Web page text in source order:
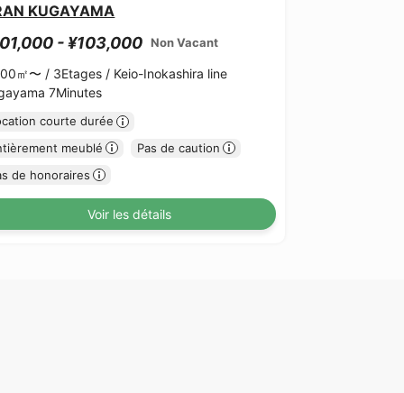
KUGAYAMA
- ¥103,000 Non Vacant
㎡〜 / 3Etages / Keio-Inokashira line
7Minutes
courte durée
meublé
Pas de caution
de honoraires
Voir les détails